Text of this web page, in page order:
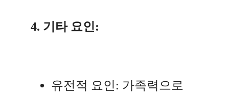
4. 기타 요인:
유전적 요인: 가족력으로